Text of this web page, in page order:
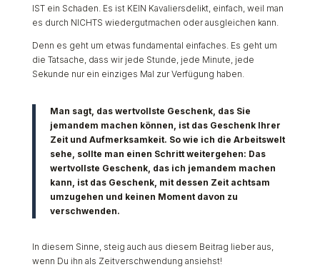
IST ein Schaden. Es ist KEIN Kavaliersdelikt, einfach, weil man
es durch NICHTS wiedergutmachen oder ausgleichen kann.
Denn es geht um etwas fundamental einfaches. Es geht um
die Tatsache, dass wir jede Stunde, jede Minute, jede
Sekunde nur ein einziges Mal zur Verfügung haben.
Man sagt, das wertvollste Geschenk, das Sie
jemandem machen können, ist das Geschenk Ihrer
Zeit und Aufmerksamkeit. So wie ich die Arbeitswelt
sehe, sollte man einen Schritt weitergehen: Das
wertvollste Geschenk, das ich jemandem machen
kann, ist das Geschenk, mit dessen Zeit achtsam
umzugehen und keinen Moment davon zu
verschwenden.
In diesem Sinne, steig auch aus diesem Beitrag lieber aus,
wenn Du ihn als Zeitverschwendung ansiehst!